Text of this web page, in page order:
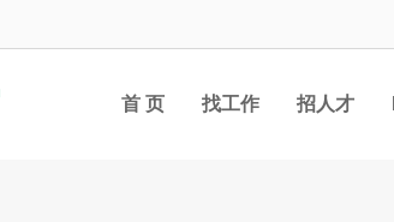
首 页 找工作 招人才